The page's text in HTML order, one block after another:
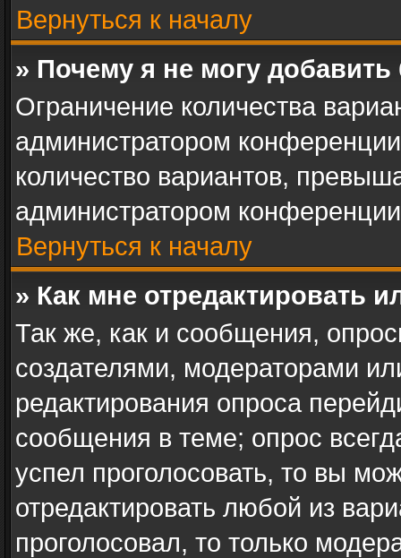
Вернуться к началу
» Почему я не могу
Ограничение количества
администратором
количество вариантов,
администратором
Вернуться к началу
» Как мне отредактировать
Так же, как и сообщения,
создателями, модераторами
редактирования опроса
сообщения в теме; опрос
успел проголосовать, то вы
отредактировать любой из
проголосовал, то только